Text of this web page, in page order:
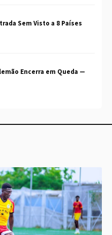
Sem Visto a 8 Países
Encerra em Queda —